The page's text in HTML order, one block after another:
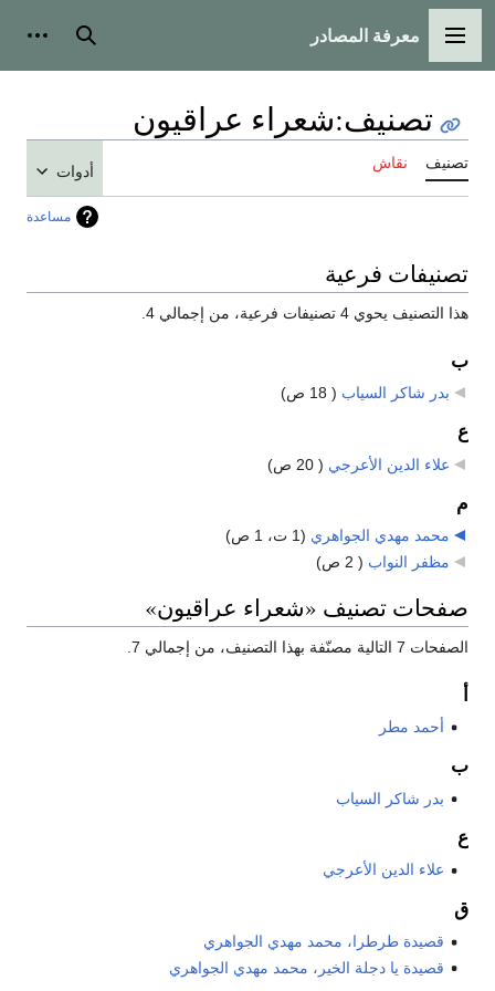
القائمة الرئيسية
معرفة المصادر بحث
تصنيف:شعراء عراقيون
تصنيف نقاش أدوات
مساعدة
تصنيفات فرعية
هذا التصنيف يحوي 4 تصنيفات فرعية، من إجمالي 4.
ب
بدر شاكر السياب ( 18 ص)
ع
علاء الدين الأعرجي ( 20 ص)
م
محمد مهدي الجواهري (1 ت، 1 ص)
مظفر النواب ( 2 ص)
صفحات تصنيف «شعراء عراقيون»
الصفحات 7 التالية مصنّفة بهذا التصنيف، من إجمالي 7.
أحمد مطر
ب
بدر شاكر السياب
ع
علاء الدين الأعرجي
ق
قصيدة طرطرا، محمد مهدي الجواهري
قصيدة يا دجلة الخير، محمد مهدي الجواهري